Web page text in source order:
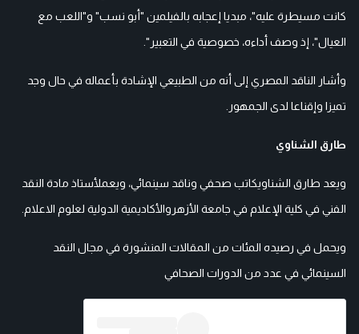
كانت مسيطرة عليه"، مبديا إعجابه بالفيلمين "أبو نسب" و"اللعب مع
العيال"، إذ وصف أداءه، خصوصية في التعبير".
وأشار الناقد المصري إلى أنه من الطبيعي الإشادة بأعماله في حال وجد
تميزا وإقناعا لدى الجمهور.
طارق الشناوي
ويعد طارق الشناويكاتب صحفي وناقد سينمائي، ويعملأستاذ مادة النقد
الفني في كلية الإعلام في جامعة الأزهروالأكاديمية الدولية لعلوم الاعلام.
ويحمل في رصيده المئات من المقالات المنشورة في مجال النقد
السينمائي في عدد من الدورات الصحافي